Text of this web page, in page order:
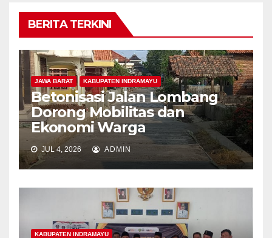
BERITA TERKINI
JAWA BARAT KABUPATEN INDRAMAYU
Betonisasi Jalan Lombang
Dorong Mobilitas dan
Ekonomi Warga
JUL 4, 2026 ADMIN
KABUPATEN INDRAMAYU